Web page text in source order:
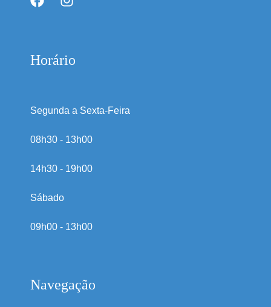
Horário
Segunda a Sexta-Feira
08h30 - 13h00
14h30 - 19h00
Sábado
09h00 - 13h00
Navegação